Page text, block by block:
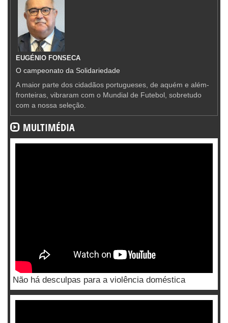
EUGÉNIO FONSECA
O campeonato da Solidariedade
A maior parte dos cidadãos portugueses, de aquém e além-
fronteiras, vibraram com o Mundial de Futebol, sobretudo
com a nossa seleção.
MULTIMÉDIA
Não há desculpas para a violência doméstica